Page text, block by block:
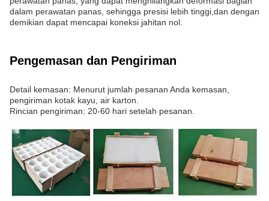
dalam perawatan panas, sehingga presisi lebih tinggi,dan dengan
demikian dapat mencapai koneksi jahitan nol.
Pengemasan dan Pengiriman
Detail kemasan: Menurut jumlah pesanan Anda kemasan,
pengiriman kotak kayu, air karton.
Rincian pengiriman: 20-60 hari setelah pesanan.